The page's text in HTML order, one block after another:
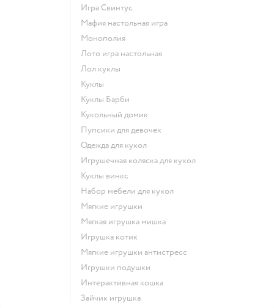
Игра Свинтус
Мафия настольная игра
Монополия
Лото игра настольная
Лол куклы
Куклы
Куклы Барби
Кукольный домик
Пупсики для девочек
Одежда для кукол
Игрушечная коляска для кукол
Куклы винкс
Набор мебели для кукол
Мягкие игрушки
Мягкая игрушка мишка
Игрушка котик
Мягкие игрушки антистресс
Игрушки подушки
Интерактивная кошка
Зайчик игрушка